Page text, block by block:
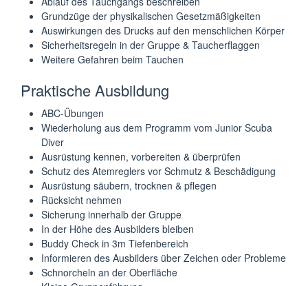
Grundzüge der physikalischen Gesetzmäßigkeiten
Auswirkungen des Drucks auf den menschlichen Körper
Sicherheitsregeln in der Gruppe & Taucherflaggen
Weitere Gefahren beim Tauchen
Praktische Ausbildung
ABC-Übungen
Wiederholung aus dem Programm vom Junior Scuba
Diver
Ausrüstung kennen, vorbereiten & überprüfen
Schutz des Atemreglers vor Schmutz & Beschädigung
Ausrüstung säubern, trocknen & pflegen
Rücksicht nehmen
Sicherung innerhalb der Gruppe
In der Höhe des Ausbilders bleiben
Buddy Check in 3m Tiefenbereich
Informieren des Ausbilders über Zeichen oder Probleme
Schnorcheln an der Oberfläche